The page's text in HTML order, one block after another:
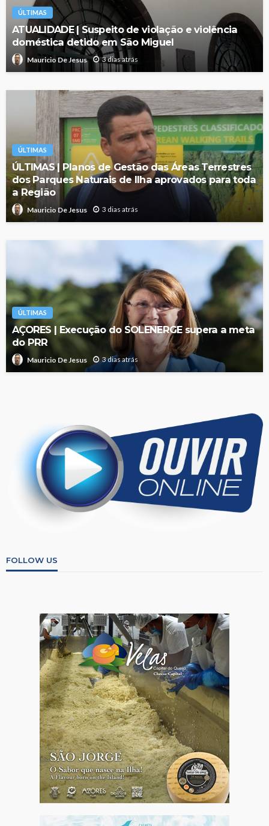
ÚLTIMAS
ATUALIDADE | Suspeito de violação e violência
doméstica detido em São Miguel
Mauricio De Jesus 3 dias atrás
ÚLTIMAS
ÚLTIMAS | Planos de Gestão das Áreas Terrestres
dos Parques Naturais de Ilha aprovados para toda
a Região
Mauricio De Jesus 3 dias atrás
ÚLTIMAS
AÇORES | Execução do SOLENERGE supera a meta
do PRR
Mauricio De Jesus 3 dias atrás
FOLLOW US